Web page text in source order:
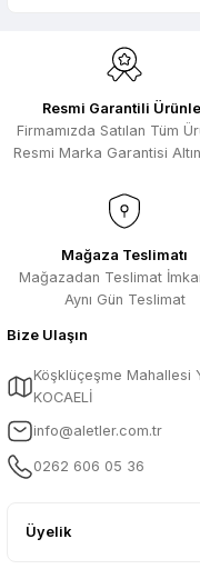
Resmi Garantili
Firmamızda Satılan Tüm
Resmi Marka Garantisi
Mağaza Teslimatı
Mağazadan Teslimat
Aynı Gün Teslimat
Bize Ulaşın
Köşklüçeşme Mahallesi
KOCAELİ
info@aletler.com.tr
0262 606 05 36
Üyelik